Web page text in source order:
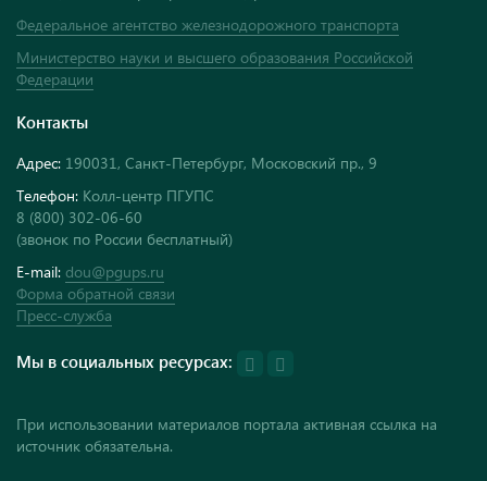
Федеральное агентство железнодорожного транспорта
Министерство науки и высшего образования Российской
Федерации
Контакты
Адрес: 190031, Санкт-Петербург, Московский пр., 9
Телефон: Колл-центр ПГУПС
8 (800) 302-06-60
(звонок по России бесплатный)
E-mail: dou@pgups.ru
Форма обратной связи
Пресс-служба
Мы в социальных ресурсах:
При использовании материалов портала активная ссылка на
источник обязательна.